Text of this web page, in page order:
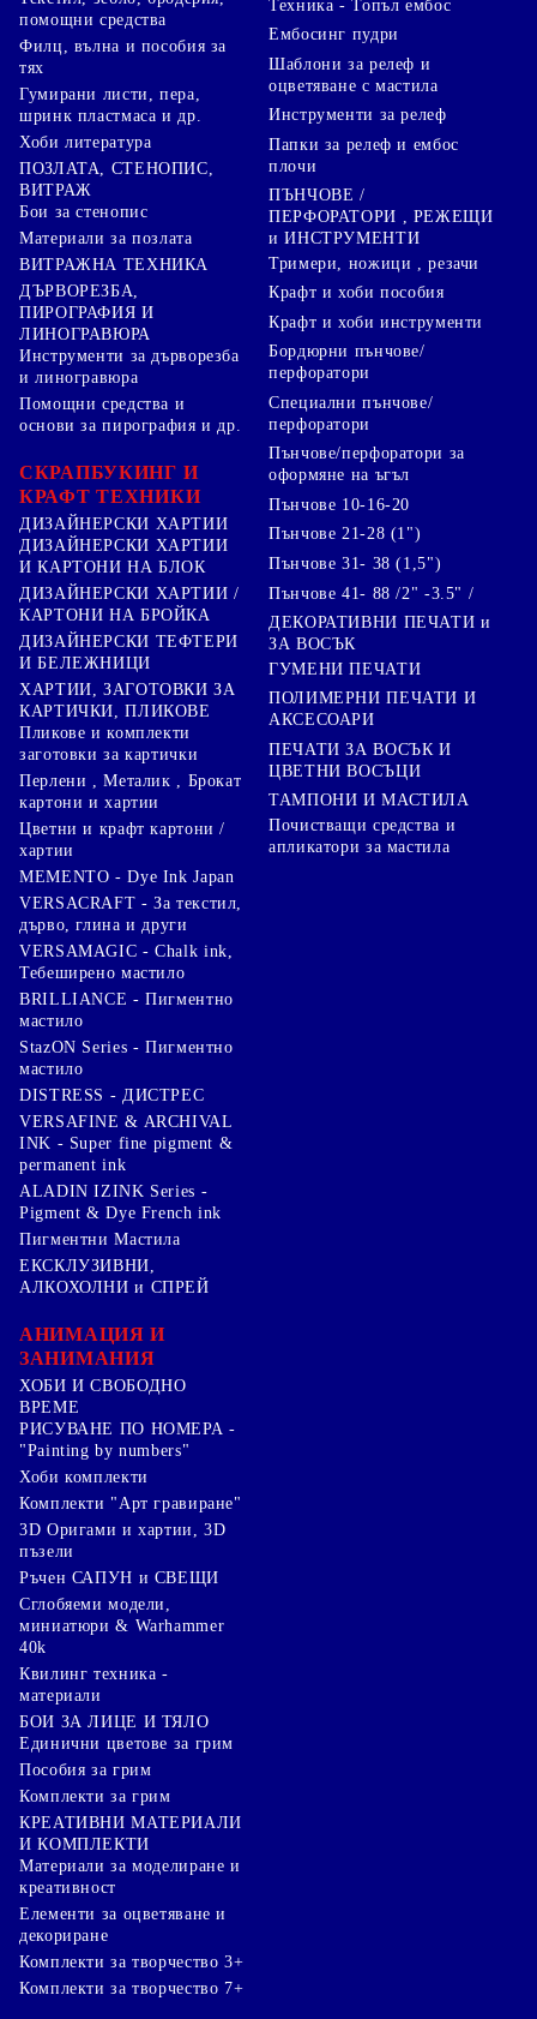
помощни средства
Филц, вълна и пособия за
тях
Гумирани листи, пера,
шринк пластмаса и др.
Хоби литература
ПОЗЛАТА, СТЕНОПИС,
ВИТРАЖ
Бои за стенопис
Материали за позлата
ВИТРАЖНА ТЕХНИКА
ДЪРВОРЕЗБА,
ПИРОГРАФИЯ И
ЛИНОГРАВЮРА
Инструменти за дърворезба
и линогравюра
Помощни средства и
основи за пирография и др.
СКРАПБУКИНГ И
КРАФТ ТЕХНИКИ
ДИЗАЙНЕРСКИ ХАРТИИ
ДИЗАЙНЕРСКИ ХАРТИИ
И КАРТОНИ НА БЛОК
ДИЗАЙНЕРСКИ ХАРТИИ /
КАРТОНИ НА БРОЙКА
ДИЗАЙНЕРСКИ ТЕФТЕРИ
И БЕЛЕЖНИЦИ
ХАРТИИ, ЗАГОТОВКИ ЗА
КАРТИЧКИ, ПЛИКОВЕ
Пликове и комплекти
заготовки за картички
Перлени , Металик , Брокат
картони и хартии
Цветни и крафт картони /
хартии
Техника - Топъл ембос
Ембосинг пудри
Шаблони за релеф и
оцветяване с мастила
Инструменти за релеф
Папки за релеф и ембос
плочи
ПЪНЧОВЕ /
ПЕРФОРАТОРИ , РЕЖЕЩИ
и ИНСТРУМЕНТИ
Тримери, ножици , резачи
Крафт и хоби пособия
Крафт и хоби инструменти
Бордюрни пънчове/
перфоратори
Специални пънчове/
перфоратори
Пънчове/перфоратори за
оформяне на ъгъл
Пънчове 10-16-20
Пънчове 21-28 (1")
Пънчове 31- 38 (1,5")
Пънчове 41- 88 /2" -3.5" /
ДЕКОРАТИВНИ ПЕЧАТИ и
ЗА ВОСЪК
ГУМЕНИ ПЕЧАТИ
ПОЛИМЕРНИ ПЕЧАТИ И
АКСЕСОАРИ
ПЕЧАТИ ЗА ВОСЪК И
ЦВЕТНИ ВОСЪЦИ
ТАМПОНИ И МАСТИЛА
Почистващи средства и
апликатори за мастила
MEMENTO - Dye Ink Japan
VERSACRAFT - За текстил,
дърво, глина и други
VERSAMAGIC - Chalk ink,
Тебеширено мастило
BRILLIANCE - Пигментно
мастило
StazON Series - Пигментно
мастило
DISTRESS - ДИСТРЕС
VERSAFINE & ARCHIVAL
INK - Super fine pigment &
permanent ink
ALADIN IZINK Series -
Pigment & Dye French ink
Пигментни Мастила
ЕКСКЛУЗИВНИ,
АЛКОХОЛНИ и СПРЕЙ
АНИМАЦИЯ И
ЗАНИМАНИЯ
ХОБИ И СВОБОДНО
ВРЕМЕ
РИСУВАНЕ ПО НОМЕРА -
"Painting by numbers"
Хоби комплекти
Комплекти "Арт гравиране"
3D Оригами и хартии, 3D
пъзели
Ръчен САПУН и СВЕЩИ
Сглобяеми модели,
миниатюри & Warhammer
40k
Квилинг техника -
материали
БОИ ЗА ЛИЦЕ И ТЯЛО
Единични цветове за грим
Пособия за грим
Комплекти за грим
КРЕАТИВНИ МАТЕРИАЛИ
И КОМПЛЕКТИ
Mатериали за моделиране и
креативност
Елементи за оцветяване и
декориране
Комплекти за творчество 3+
Комплекти за творчество 7+